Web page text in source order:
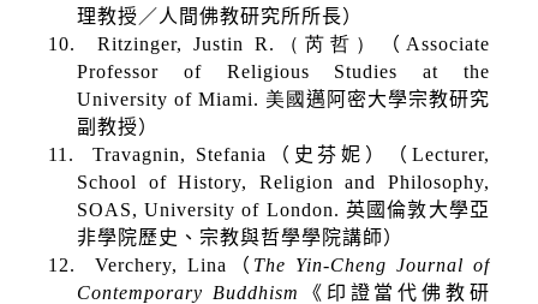
理教授／人間佛教研究所所長）
10.
Ritzinger, Justin R. （芮哲） （ Associate
Professor of Religious Studies at the
University of Miami. 美國邁阿密大學宗教研究
副教授）
11.
Travagnin, Stefania （史芬妮）（Lecturer,
School of History, Religion and Philosophy,
SOAS, University of London. 英國倫敦大學亞
非學院歷史、宗教與哲學學院講師）
12.
Verchery, Lina （ The Yin-Cheng Journal of
Contemporary Buddhism
《印證當代佛教研